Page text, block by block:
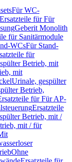
Für WC-
Ersatzteile für Für
Geberit Monolith
für Sanitärmodule
WCsFür Stand-
für
Betrieb, mit
mit
Urinale, gespülter
Betrieb,
für Für AP-
Ersatzteile
Betrieb, mit /
mit / für
Ohne